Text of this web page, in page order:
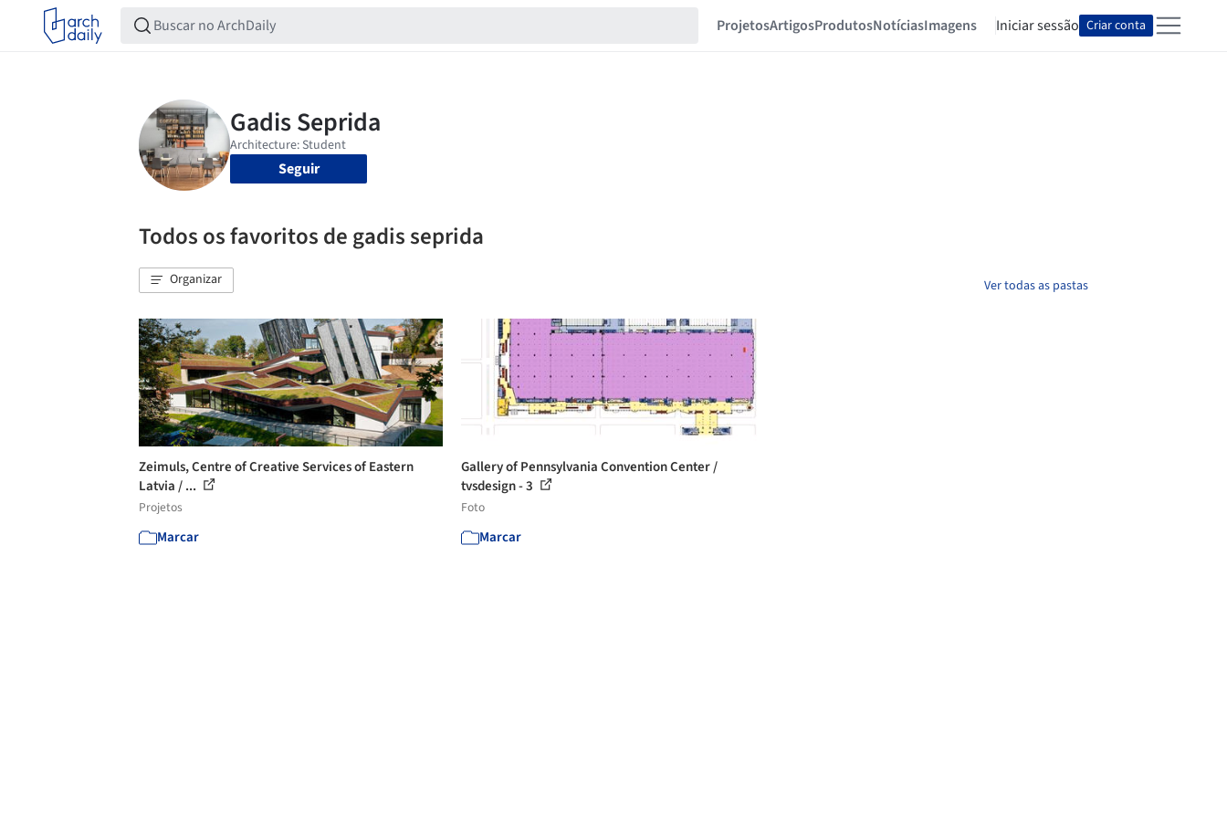
ProjetosArtigosProdutosNotíciasImagens Iniciar sessão Criar conta
Seguir
Todos os favoritos de gadis seprida
Organizar Ver todas as pastas
Zeimuls, Centre of Creative Services of Eastern
Latvia / ...
Projetos
Marcar
Gallery of Pennsylvania Convention Center /
tvsdesign - 3
Foto
Marcar